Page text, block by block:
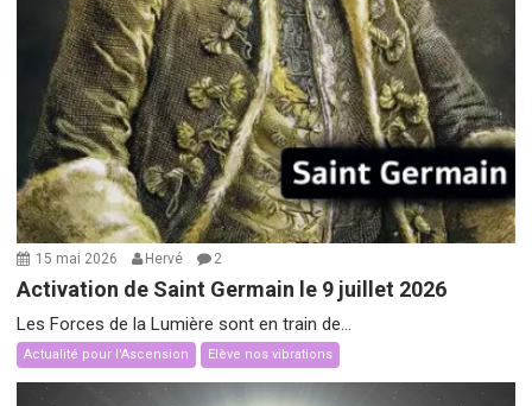
15 mai 2026 Hervé 2
Activation de Saint Germain le 9 juillet 2026
Les Forces de la Lumière sont en train de...
Actualité pour l'Ascension Elève nos vibrations